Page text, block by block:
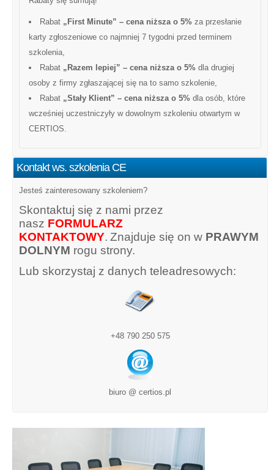
Rabat „First Minute” – cena niższa o 5% za przesłanie
karty zgłoszeniowe co najmniej 7 tygodni przed terminem
szkolenia,
Rabat „Razem lepiej” – cena niższa o 5% dla drugiej
osoby z firmy zgłaszającej się na to samo szkolenie,
Rabat „Stały Klient” – cena niższa o 5% dla osób, które
wcześniej uczestniczyły w dowolnym szkoleniu otwartym w
CERTIOS.
Kontakt ws. szkolenia CE
Jesteś zainteresowany szkoleniem?
Skontaktuj się z nami przez
nasz FORMULARZ
KONTAKTOWY. Znajduje się on w PRAWYM
DOLNYM rogu strony.
Lub skorzystaj z danych teleadresowych:
+48 790 250 575
biuro @ certios.pl